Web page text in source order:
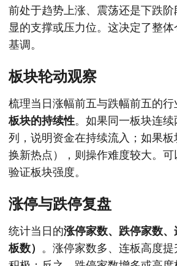
前处于趋势上涨、震荡还是下跌
显的支撑或压力位。这决定了整
基调。
板块轮动观察
梳理当日涨幅前五与跌幅前五的
板块的持续性。如果同一板块连
列，说明资金在持续流入；如果
换新热点），则操作难度较大。
验证板块强度。
涨停与跌停复盘
统计当日的涨停家数、跌停家数
板数） 。涨停家数多、连板高度